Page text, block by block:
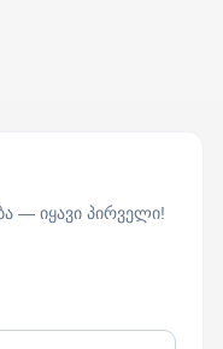
— იყავი პირველი!